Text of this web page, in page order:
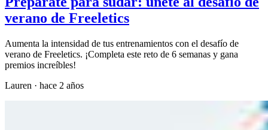
verano de Freeletics
Aumenta la intensidad de tus entrenamientos con el desafío de
verano de Freeletics. ¡Completa este reto de 6 semanas y gana
premios increíbles!
Lauren · hace 2 años